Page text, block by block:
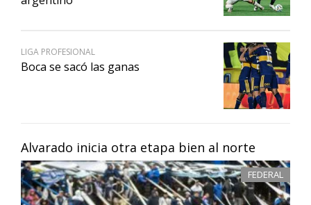
Alvarado inicia otra etapa bien al norte
FEDERAL
LIGA PROFESIONAL
Boca se sacó las ganas